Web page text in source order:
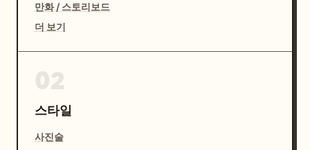
만화 / 스토리보드
더 보기
스타일
사진술